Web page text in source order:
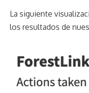
La siguiente
los resultados de